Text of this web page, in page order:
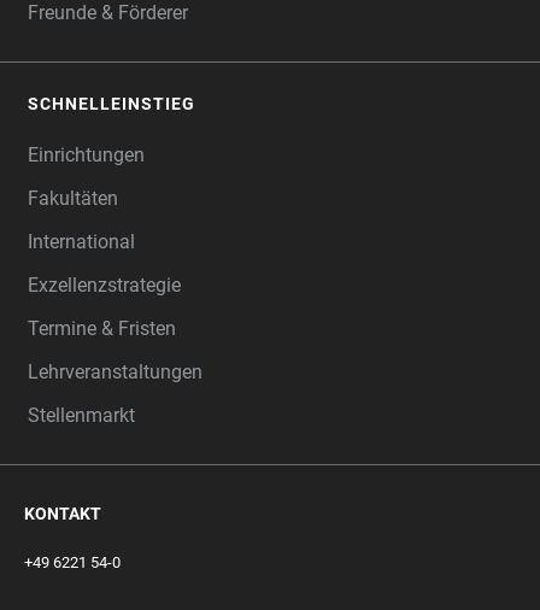
Freunde & Förderer
SCHNELLEINSTIEG
Einrichtungen
Fakultäten
International
Exzellenzstrategie
Termine & Fristen
Lehrveranstaltungen
Stellenmarkt
KONTAKT
+49 6221 54-0